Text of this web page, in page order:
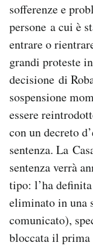
Esci
sofferenze e
persone a cui è
entrare o
grandi proteste
decisione di
sospensione
essere
con un decreto
sentenza. La
sentenza verrà
tipo: l’ha
eliminato in una
comunicato),
bloccata il